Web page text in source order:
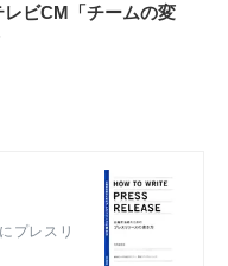
ビCM「チームの変
プレスリ